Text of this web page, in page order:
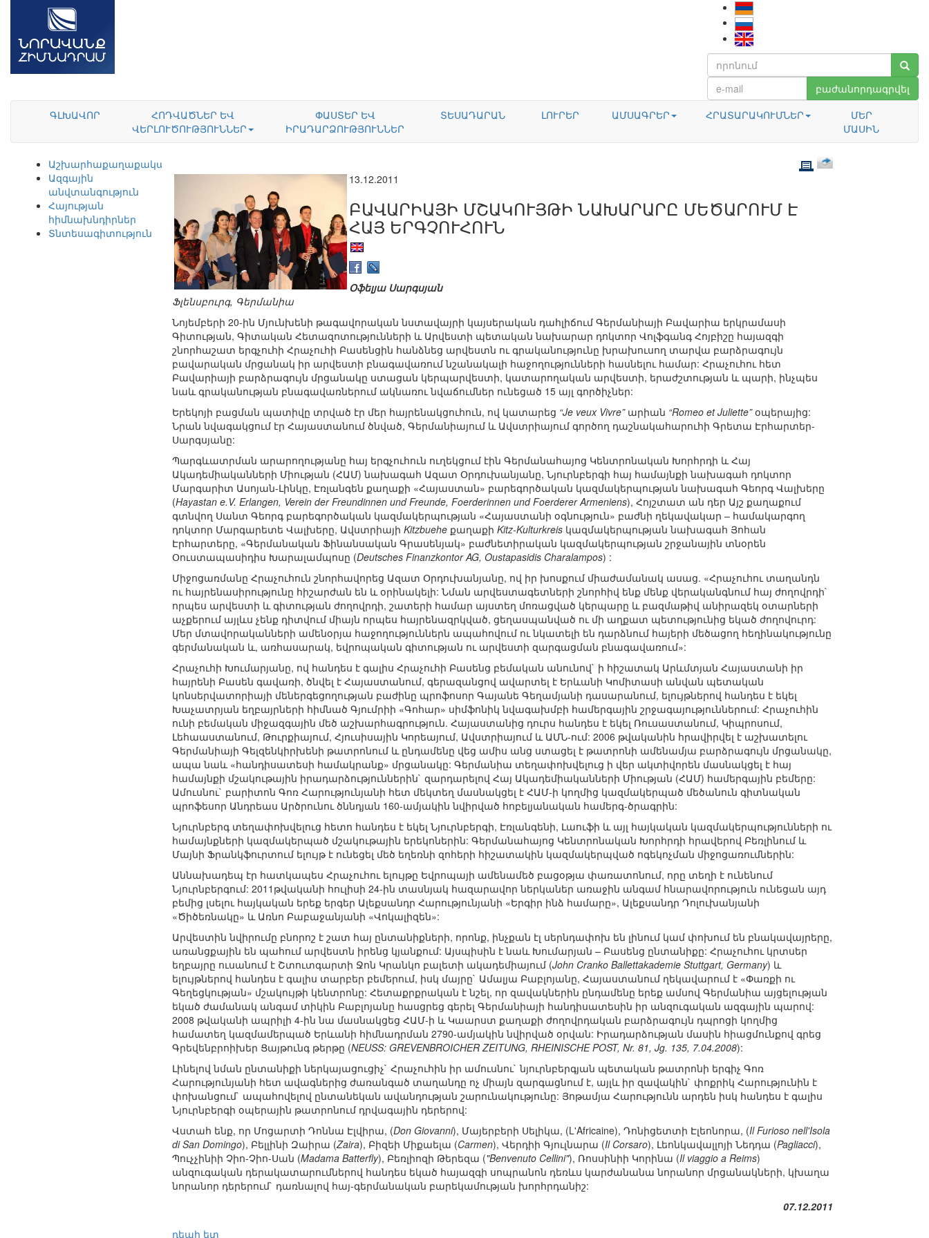
բաժանորդագրվել
ԳԼԽԱՎՈՐ
ՀՈԴՎԱԾՆԵՐ ԵՎ
ՎԵՐԼՈՒԾՈՒԹՅՈՒՆՆԵՐ
ՓԱՍՏԵՐ ԵՎ
ԻՐԱԴԱՐՁՈՒԹՅՈՒՆՆԵՐ
ՏԵՍԱԴԱՐԱՆ ԼՈՒՐԵՐ ԱՄՍԱԳՐԵՐ ՀՐԱՏԱՐԱԿՈՒՄՆԵՐ
ՄԵՐ
ՄԱՍԻՆ
Աշխարհաքաղաքականություն
Ազգային
անվտանգություն
Հայության
հիմնախնդիրներ
Տնտեսագիտություն
13.12.2011
ԲԱՎԱՐԻԱՅԻ ՄՇԱԿՈՒՅԹԻ ՆԱԽԱՐԱՐԸ ՄԵԾԱՐՈՒՄ Է
ՀԱՅ ԵՐԳՉՈՒՀՈՒՆ
Օֆելյա Սարգսյան
Ֆլենսբուրգ, Գերմանիա
Նոյեմբերի 20-ին Մյունխենի թագավորական նստավայրի կայսերական դահլիճում Գերմանիայի Բավարիա երկրամասի
Գիտության, Գիտական Հետազոտությունների և Արվեստի պետական նախարար դոկտոր Վոլֆգանգ Հոյբիշը հայազգի
շնորհաշատ երգչուհի Հրաչուհի Բասենցին հանձնեց արվեստն ու գրականությունը խրախուսող տարվա բարձրագույն
բավարական մրցանակ իր արվեստի բնագավառում նշանակալի հաջողությունների հասնելու համար: Հրաչուհու հետ
Բավարիայի բարձրագույն մրցանակը ստացան կերպարվեստի, կատարողական արվեստի, երաժշտության և պարի, ինչպես
նաև գրականության բնագավառներում ակնառու նվաճումներ ունեցած 15 այլ գործիչներ:
Երեկոյի բացման պատիվը տրված էր մեր հայրենակցուհուն, ով կատարեց “Je veux Vivre”արիան “Romeo et Juliette”օպերայից:
Նրան նվագակցում էր Հայաստանում ծնված, Գերմանիայում և Ավստրիայում գործող դաշնակահարուհի Գրետա Էրհարտեր-
Սարգսյանը:
Պարգևատրման արարողությանը հայ երգչուհուն ուղեկցում էին Գերմանահայոց Կենտրոնական Խորհրդի և Հայ
Ակադեմիականների Միության (ՀԱՄ) նախագահ Ազատ Օրդուխանյանը, Նյուրնբերգի հայ համայնքի նախագահ դոկտոր
Մարգարիտ Ասոյան-Լինկը, Էռլանգեն քաղաքի «Հայաստան» բարեգործական կազմակերպության նախագահ Գեորգ Վալխերը
(Hayastan e.V. Erlangen, Verein der Freundinnen und Freunde, Foerderinnen und Foerderer Armeniens), Հոյշտատ ան դեր Այշ քաղաքում
գտնվող Սանտ Գեորգ բարեգործական կազմակերպության «Հայաստանի օգնություն» բաժնի ղեկավակար – համակարգող
դոկտոր Մարգարետե Վալխերը, Ավստրիայի Kitzbuehe քաղաքի Kitz-Kulturkreis կազմակերպության նախագահ Յոհան
Էրհարտերը, «Գերմանական Ֆինանսական Գրասենյակ» բաժնետիրական կազմակերպության շրջանային տնօրեն
Օուստապասիդիս Խարալամպոսը (Deutsches Finanzkontor AG, Oustapasidis Charalampos) :
Միջոցառմանը Հրաչուհուն շնորհավորեց Ազատ Օրդուխանյանը, ով իր խոսքում միաժամանակ ասաց. «Հրաչուհու տաղանդն
ու հայրենասիրությունը հիշարժան են և օրինակելի: Նման արվեստագետների շնորհիվ ենք մենք վերականգնում հայ ժողովրդի`
որպես արվեստի և գիտության ժողովրդի, շատերի համար այստեղ մոռացված կերպարը և բազմաթիվ անիրազեկ օտարների
աչքերում այլևս չենք դիտվում միայն որպես հայրենազրկված, ցեղասպանված ու մի աղքատ պետությունից եկած ժողովուրդ:
Մեր մտավորականների ամենօրյա հաջողություններն ապահովում ու նկատելի են դարձնում հայերի մեծացող հեղինակությունը
գերմանական և, առհասարակ, եվրոպական գիտության ու արվեստի զարգացման բնագավառում»:
Հրաչուհի Խումարյանը, ով հանդես է գալիս Հրաչուհի Բասենց բեմական անունով` ի հիշատակ Արևմտյան Հայաստանի իր
հայրենի Բասեն գավառի, ծնվել է Հայաստանում, գերազանցով ավարտել է Երևանի Կոմիտասի անվան պետական
կոնսերվատորիայի մեներգեցողության բաժինը պրոֆոսոր Գայանե Գեղամյանի դասարանում, ելույթներով հանդես է եկել
Խաչատրյան եղբայրների հիմնած Գյումրիի «Գոհար» սիմֆոնիկ նվագախմբի համերգային շրջագայություններում: Հրաչուհին
ունի բեմական միջազգային մեծ աշխարհագրություն. Հայաստանից դուրս հանդես է եկել Ռուսաստանում, Կիպրոսում,
Լեհաաստանում, Թուրքիայում, Հյուսիսային Կորեայում, Ավստրիայում և ԱՄՆ-ում: 2006 թվականին հրավիրվել է աշխատելու
Գերմանիայի Գելզենկիրխենի թատրոնում և ընդամենը վեց ամիս անց ստացել է թատրոնի ամենամյա բարձրագույն մրցանակը,
ապա նաև «հանդիսատեսի համակրանք» մրցանակը: Գերմանիա տեղափոխվելուց ի վեր ակտիվորեն մասնակցել է հայ
համայնքի մշակութային իրադարձություններին` զարդարելով Հայ Ակադեմիականների Միության (ՀԱՄ) համերգային բեմերը:
Ամուսնու` բարիտոն Գոռ Հարությունյանի հետ մեկտեղ մասնակցել է ՀԱՄ-ի կողմից կազմակերպած մեծանուն գիտնական
պրոֆեսոր Անդրեաս Արծրունու ծննդյան 160-ամյակին նվիրված հոբելյանական համերգ-ծրագրին:
Նյուրնբերգ տեղափոխվելուց հետո հանդես է եկել Նյուրնբերգի, Էռլանգենի, Լաուֆի և այլ հայկական կազմակերպությունների ու
համայնքների կազմակերպած մշակութային երեկոներին: Գերմանահայոց Կենտրոնական Խորհրդի հրավերով Բեռլինում և
Մայնի Ֆրանկֆուրտում ելույթ է ունեցել մեծ եղեռնի զոհերի հիշատակին կազմակերպված ոգեկոչման միջոցառումներին:
Աննախադեպ էր հատկապես Հրաչուհու ելույթը Եվրոպայի ամենամեծ բացօթյա փառատոնում, որը տեղի է ունենում
Նյուրնբերգում: 2011թվականի հուլիսի 24-ին տասնյակ հազարավոր ներկաներ առաջին անգամ հնարավորություն ունեցան այդ
բեմից լսելու հայկական երեք երգեր Ալեքսանդր Հարությունյանի «Երգիր ինձ համարը», Ալեքսանդր Դոլուխանյանի
«Ծիծեռնակը» և Առնո Բաբաջանյանի «Վոկալիզեն»:
Արվեստին նվիրումը բնորոշ է շատ հայ ընտանիքների, որոնք, ինչքան էլ սերնդափոխ են լինում կամ փոխում են բնակավայրերը,
առանցքային են պահում արվեստն իրենց կյանքում: Այսպիսին է նաև Խումարյան – Բասենց ընտանիքը: Հրաչուհու կրտսեր
եղբայրը ուսանում է Շտուտգարտի Ջոն Կրանկո բալետի ակադեմիայում (John Cranko Ballettakademie Stuttgart, Germany) և
ելույթներով հանդես է գալիս տարբեր բեմերում, իսկ մայրը` Ամալյա Բաբլոյանը, Հայաստանում ղեկավարում է «Փառքի ու
Գեղեցկության» մշակույթի կենտրոնը: Հետաքրքրական է նշել, որ զավակներին ընդամենը երեք ամսով Գերմանիա այցելության
եկած ժամանակ անգամ տիկին Բաբլոյանը հասցրեց գերել Գերմանիայի հանդիսատեսին իր անզուգական ազգային պարով:
2008 թվականի ապրիլի 4-ին նա մասնակցեց ՀԱՄ-ի և Կաարստ քաղաքի ժողովրդական բարձրագույն դպրոցի կողմից
համատեղ կազմամերպած Երևանի հիմնադրման 2790-ամյակին նվիրված օրվան: Իրադարձության մասին հիացմունքով գրեց
Գրեվենբրոիխեր Ցայթունգ թերթը (NEUSS: GREVENBROICHER ZEITUNG, RHEINISCHE POST, Nr. 81, Jg. 135, 7.04.2008):
Լինելով նման ընտանիքի ներկայացուցիչ` Հրաչուհին իր ամուսնու` նյուրնբերգյան պետական թատրոնի երգիչ Գոռ
Հարությունյանի հետ ավագներից ժառանգած տաղանդը ոչ միայն զարգացնում է, այլև իր զավակին` փոքրիկ Հարությունին է
փոխանցում` ապահովելով ընտանեկան ավանդության շարունակությունը: Յոթամյա Հարությունն արդեն իսկ հանդես է գալիս
Նյուրնբերգի օպերային թատրոնում դրվագային դերերով:
Վստահ ենք, որ Մոցարտի Դոննա Էլվիրա, (Don Giovanni), Մայերբերի Սելիկա, (L'Africaine), Դոնիցետտի Էլեոնորա, (Il Furioso nell'Isola
di San Domingo), Բելլինի Զաիրա (Zaira), Բիզեի Միքաելա (Carmen), Վերդիի Գյուլնարա (Il Corsaro), Լեոնկավալլոյի Նեդդա (Pagliacci),
Պուչչինիի Չիո-Չիո-Սան (Madama Batterfly), Բեռլիոզի Թերեզա ("Benvenuto Cellini"), Ռոսսինիի Կորինա (Il viaggio a Reims)
անզուգական դերակատարումներով հանդես եկած հայազգի սոպրանոն դեռևս կարժանանա նորանոր մրցանակների, կխաղա
նորանոր դերերում` դառնալով հայ-գերմանական բարեկամության խորհրդանիշ:
07.12.2011
դեպի ետ